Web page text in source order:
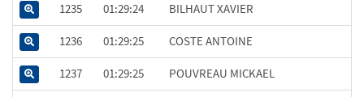
1235 01:29:24 BILHAUT XAVIER
1236 01:29:25 COSTE ANTOINE
1237 01:29:25 POUVREAU MICKAEL